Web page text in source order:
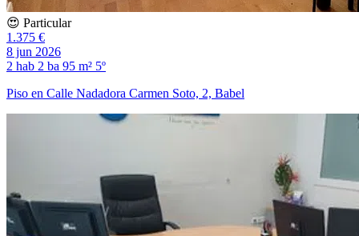
😍 Particular
1.375 €
8 jun 2026
2 hab 2 ba 95 m² 5º
Piso en Calle Nadadora Carmen Soto, 2, Babel